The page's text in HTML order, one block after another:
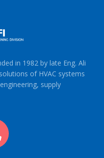
in 1982 by late Eng. Ali
of HVAC systems
supply